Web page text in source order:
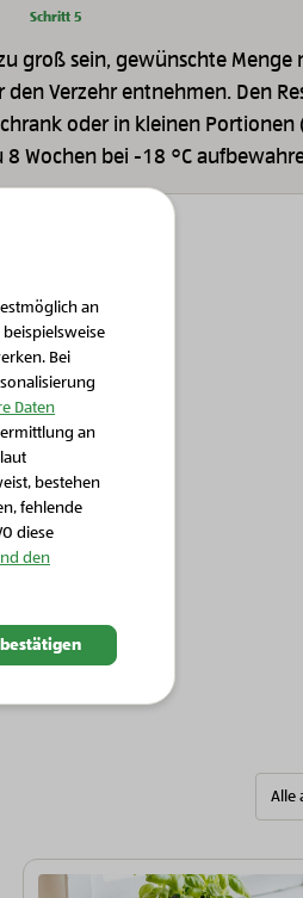
Bio-Obst & Gemüse
Schritt 5
groß sein, gewünschte Menge
Verzehr entnehmen. Den
oder in kleinen Portionen
Wochen bei -18 °C
Alle
an
Bei
Daten
an
bestehen
fehlende
diese
den